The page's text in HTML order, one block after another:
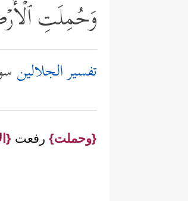
وَحُمِلَتِ
تفسير الجلالين
{وحملت} رفعت